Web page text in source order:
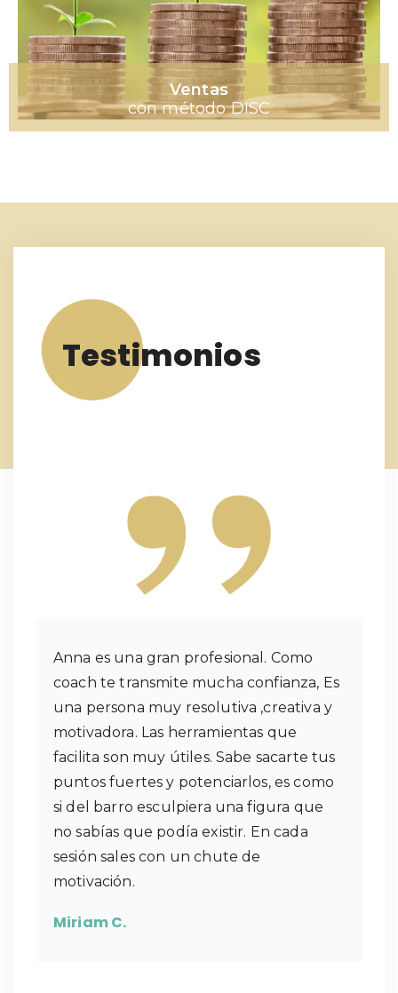
Ventas
con método DISC
Testimonios
Anna es una gran profesional. Como
coach te transmite mucha confianza, Es
una persona muy resolutiva ,creativa y
motivadora. Las herramientas que
facilita son muy útiles. Sabe sacarte tus
puntos fuertes y potenciarlos, es como
si del barro esculpiera una figura que
no sabías que podía existir. En cada
sesión sales con un chute de
motivación.
Miriam C.